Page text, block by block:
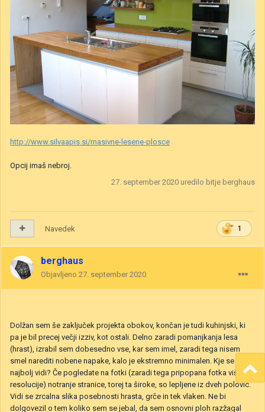
http://www.silvaapis.si/masivne-lesene-plosce
Opcij imaš nebroj.
27. september 2020 uredilo bitje berghaus
1
Navedek
berghaus
Objavljeno 27. september 2020
Dolžan sem še zaključek projekta obokov, končan je tudi kuhinjski, ki
pa je bil precej večji izziv, kot ostali. Delno zaradi pomanjkanja lesa
(hrast), izrabil sem dobesedno vse, kar sem imel, zaradi tega nisem
smel narediti nobene napake, kalo je ekstremno minimalen. Kje se to
najbolj vidi? Če pogledate na fotki (zaradi tega pripopana fotka višje
resolucije) notranje stranice, torej ta široke, so lepljene iz dveh polovic.
Vidi se zrcalna slika posebnosti hrasta, grče in tek vlaken. Ne bi
dolgovezil o tem koliko sem se jebal, da sem osnovni ploh razžagal